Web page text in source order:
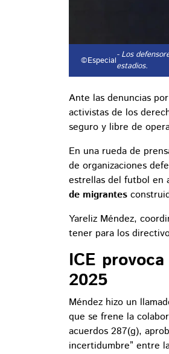
©Especial- Los
estadios.
Ante las denuncias
activistas de los
seguro y libre de
En una rueda de
de organizaciones
estrellas del futbol en
de migrantes
Yareliz Méndez,
tener para los
ICE
2025
Méndez hizo un
que se frene la
acuerdos 287(g),
incertidumbre” entre